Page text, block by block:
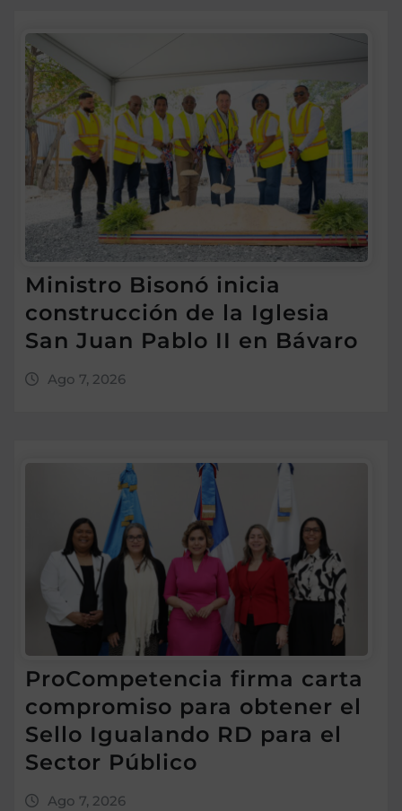
Ministro Bisonó inicia
construcción de la Iglesia
San Juan Pablo II en Bávaro
Ago 7, 2026
ProCompetencia firma carta
compromiso para obtener el
Sello Igualando RD para el
Sector Público
Ago 7, 2026